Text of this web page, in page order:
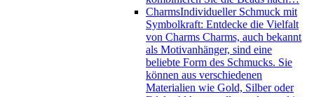
CharmsIndividueller Schmuck mit
Symbolkraft: Entdecke die Vielfalt
von Charms Charms, auch bekannt
als Motivanhänger, sind eine
beliebte Form des Schmucks. Sie
können aus verschiedenen
Materialien wie Gold, Silber oder